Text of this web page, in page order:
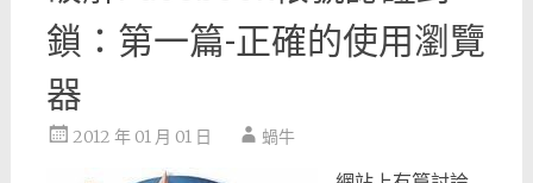
鎖：第一篇-正確的使用瀏覽
器
2012 年 01 月 01 日 蝸牛